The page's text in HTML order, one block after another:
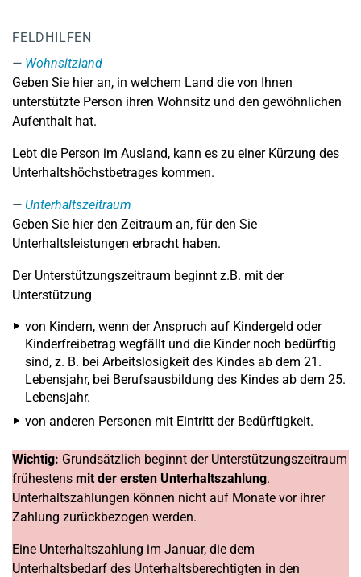
FELDHILFEN
Wohnsitzland
Geben Sie hier an, in welchem Land die von Ihnen
unterstützte Person ihren Wohnsitz und den gewöhnlichen
Aufenthalt hat.
Lebt die Person im Ausland, kann es zu einer Kürzung des
Unterhaltshöchstbetrages kommen.
Unterhaltszeitraum
Geben Sie hier den Zeitraum an, für den Sie
Unterhaltsleistungen erbracht haben.
Der Unterstützungszeitraum beginnt z.B. mit der
Unterstützung
von Kindern, wenn der Anspruch auf Kindergeld oder
Kinderfreibetrag wegfällt und die Kinder noch bedürftig
sind, z. B. bei Arbeitslosigkeit des Kindes ab dem 21.
Lebensjahr, bei Berufsausbildung des Kindes ab dem 25.
Lebensjahr.
von anderen Personen mit Eintritt der Bedürftigkeit.
Wichtig: Grundsätzlich beginnt der Unterstützungszeitraum
frühestens mit der ersten Unterhaltszahlung.
Unterhaltszahlungen können nicht auf Monate vor ihrer
Zahlung zurückbezogen werden.
Eine Unterhaltszahlung im Januar, die dem
Unterhaltsbedarf des Unterhaltsberechtigten in den